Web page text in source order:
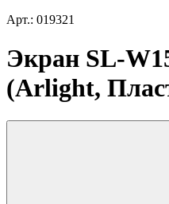
Арт.: 019321
Экран SL-
(Arlight,